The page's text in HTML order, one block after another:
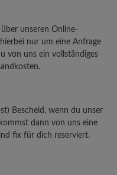
unseren Online-
nur um eine Anfrage
von uns ein vollständiges
Bescheid, wenn du unser
dann von uns eine
fix für dich reserviert.